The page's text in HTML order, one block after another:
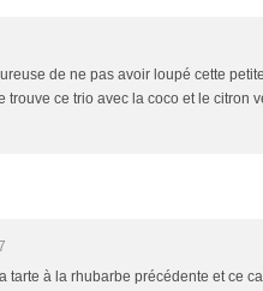
de ne pas avoir loupé cette
trouve ce trio avec la coco et le citron
tarte à la rhubarbe précédente et ce